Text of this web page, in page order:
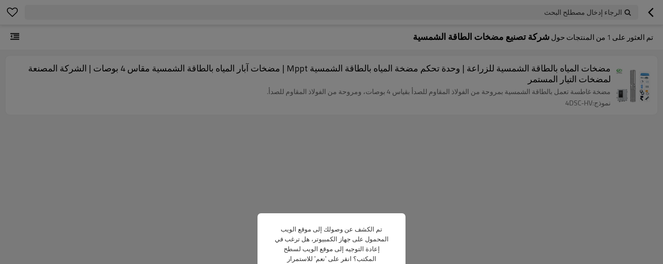
الرجاء إدخال مصطلح البحث
تم العثور على 1 من المنتجات حولشركة تصنيع مضخات الطاقة الشمسية
مضخات المياه بالطاقة الشمسية للزراعة | وحدة تحكم مضخة المياه بالطاقة الشمسية Mppt | مضخات آبار المياه بالطاقة الشمسية مقاس 4 بوصات | الشركة المصنعة
لمضخات التيار المستمر
مضخة غاطسة تعمل بالطاقة الشمسية بمروحة من الفولاذ المقاوم للصدأ بقياس 4 بوصات، ومروحة من الفولاذ المقاوم للصدأ.
نموذج:4DSC-HV
تم الكشف عن وصولك إلى موقع الويب
المحمول على جهاز الكمبيوتر، هل ترغب في
إعادة التوجيه إلى موقع الويب لسطح
المكتب؟ انقر على 'نعم' للاستمرار